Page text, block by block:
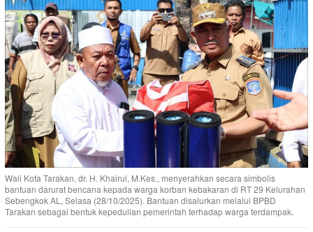
Wali Kota Tarakan, dr. H. Khairul, M.Kes., menyerahkan secara simbolis
bantuan darurat bencana kepada warga korban kebakaran di RT 29 Kelurahan
Sebengkok AL, Selasa (28/10/2025). Bantuan disalurkan melalui BPBD
Tarakan sebagai bentuk kepedulian pemerintah terhadap warga terdampak.